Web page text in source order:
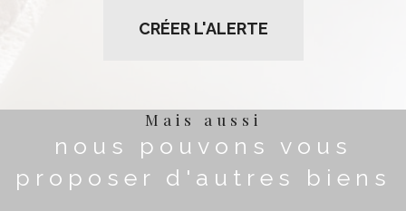
CRÉER L'ALERTE
Mais aussi
nous pouvons vous
proposer d'autres biens